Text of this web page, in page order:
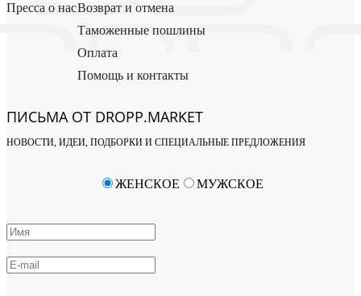
Пресса о насВозврат и отмена
Таможенные пошлины
Оплата
Помощь и контакты
ПИСЬМА ОТ DROPP.MARKET
НОВОСТИ, ИДЕИ, ПОДБОРКИ И СПЕЦИАЛЬНЫЕ ПРЕДЛОЖЕНИЯ
ЖЕНСКОЕ МУЖСКОЕ